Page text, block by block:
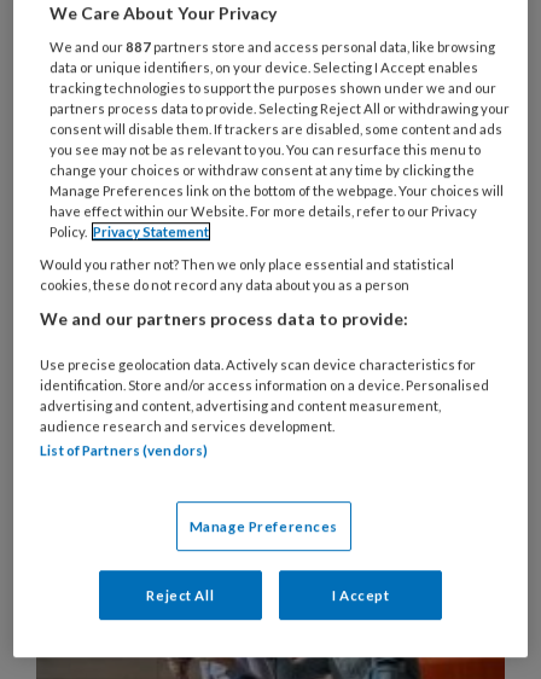
Heeft de jeugd(zorg) de
toekomst? Reorganisatie
jeugdzorg
Het is alwéér onrustig in de jeugdzorg. Overheid
en ketenpartners zijn druk doende met
hervormingen, maar het is zeer de vraag of die tot
zodanige veranderingen leiden dat de valkuilen
van de afgelopen vijftig jaar vermeden worden.
We Care About Your Privacy
We and our887 partners store and access personal data, like browsing
data or unique identifiers, on your device. Selecting I Accept enables
tracking technologies to support the purposes shown under we and our
partners process data to provide. Selecting Reject All or withdrawing your
consent will disable them. If trackers are disabled, some content and ads
you see may not be as relevant to you. You can resurface this menu to
change your choices or withdraw consent at any time by clicking the
Manage Preferences link on the bottom of the webpage. Your choices will
have effect within our Website. For more details, refer to our Privacy
Policy. Privacy Statement
Would you rather not? Then we only place essential and statistical
cookies, these do not record any data about you as a person
We and our partners process data to provide:
Use precise geolocation data. Actively scan device characteristics for
identification. Store and/or access information on a device. Personalised
advertising and content, advertising and content measurement,
audience research and services development.
List of Partners (vendors)
Manage Preferences
Reject All I Accept